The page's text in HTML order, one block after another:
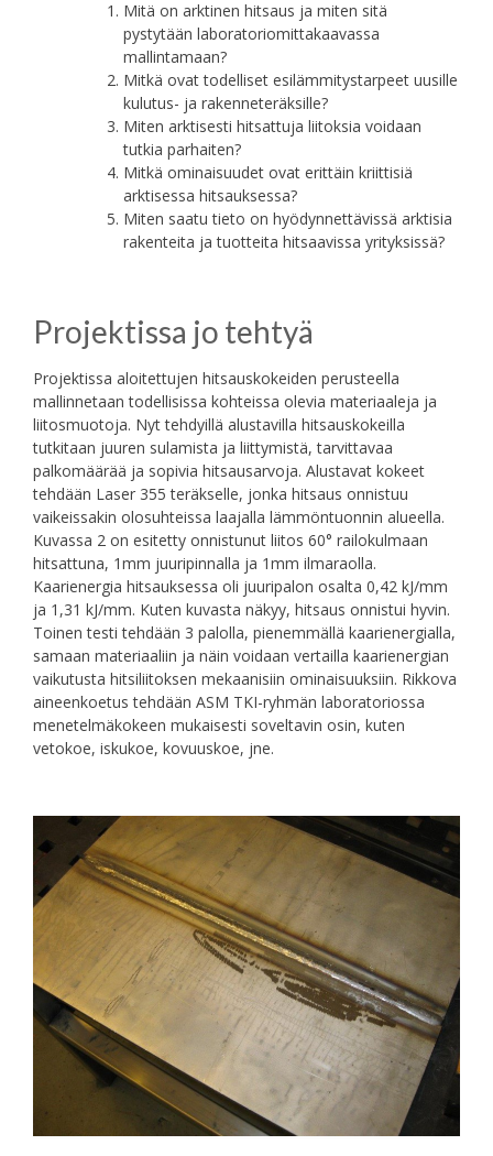
Mitä on arktinen hitsaus ja miten sitä
pystytään laboratoriomittakaavassa
mallintamaan?
Mitkä ovat todelliset esilämmitystarpeet uusille
kulutus- ja rakenneteräksille?
Miten arktisesti hitsattuja liitoksia voidaan
tutkia parhaiten?
Mitkä ominaisuudet ovat erittäin kriittisiä
arktisessa hitsauksessa?
Miten saatu tieto on hyödynnettävissä arktisia
rakenteita ja tuotteita hitsaavissa yrityksissä?
Projektissa jo tehtyä
Projektissa aloitettujen hitsauskokeiden perusteella
mallinnetaan todellisissa kohteissa olevia materiaaleja ja
liitosmuotoja. Nyt tehdyillä alustavilla hitsauskokeilla
tutkitaan juuren sulamista ja liittymistä, tarvittavaa
palkomäärää ja sopivia hitsausarvoja. Alustavat kokeet
tehdään Laser 355 teräkselle, jonka hitsaus onnistuu
vaikeissakin olosuhteissa laajalla lämmöntuonnin alueella.
Kuvassa 2 on esitetty onnistunut liitos 60° railokulmaan
hitsattuna, 1mm juuripinnalla ja 1mm ilmaraolla.
Kaarienergia hitsauksessa oli juuripalon osalta 0,42 kJ/mm
ja 1,31 kJ/mm. Kuten kuvasta näkyy, hitsaus onnistui hyvin.
Toinen testi tehdään 3 palolla, pienemmällä kaarienergialla,
samaan materiaaliin ja näin voidaan vertailla kaarienergian
vaikutusta hitsiliitoksen mekaanisiin ominaisuuksiin. Rikkova
aineenkoetus tehdään ASM TKI-ryhmän laboratoriossa
menetelmäkokeen mukaisesti soveltavin osin, kuten
vetokoe, iskukoe, kovuuskoe, jne.